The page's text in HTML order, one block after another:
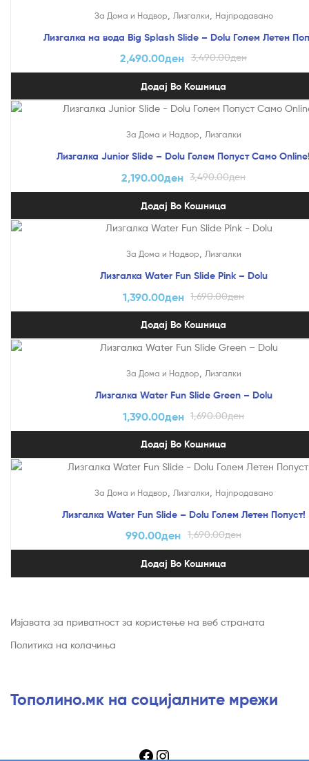
За Дома и Надвор Лизгалки Најпродавано
Лизгалка на вода Big Splash Slide – Dolu Голем Летен
3,490.00ден
2,490.00ден
Додај Во Кошница
За Дома и Надвор Лизгалки
Лизгалка Junior Slide – Dolu Голем Попуст Само
3,490.00ден
2,190.00ден
Додај Во Кошница
За Дома и Надвор Лизгалки
Лизгалка Water Fun Slide Pink – Dolu
1,690.00ден
1,390.00ден
Додај Во Кошница
За Дома и Надвор Лизгалки
Лизгалка Water Fun Slide Green – Dolu
1,690.00ден
1,390.00ден
Додај Во Кошница
За Дома и Надвор Лизгалки Најпродавано
Лизгалка Water Fun Slide – Dolu Голем Летен Попуст!
1,690.00ден
990.00ден
Додај Во Кошница
Изјавата за приватност за користење на веб страната
Политика на колачиња
Тополино.мк на социјалните мрежи